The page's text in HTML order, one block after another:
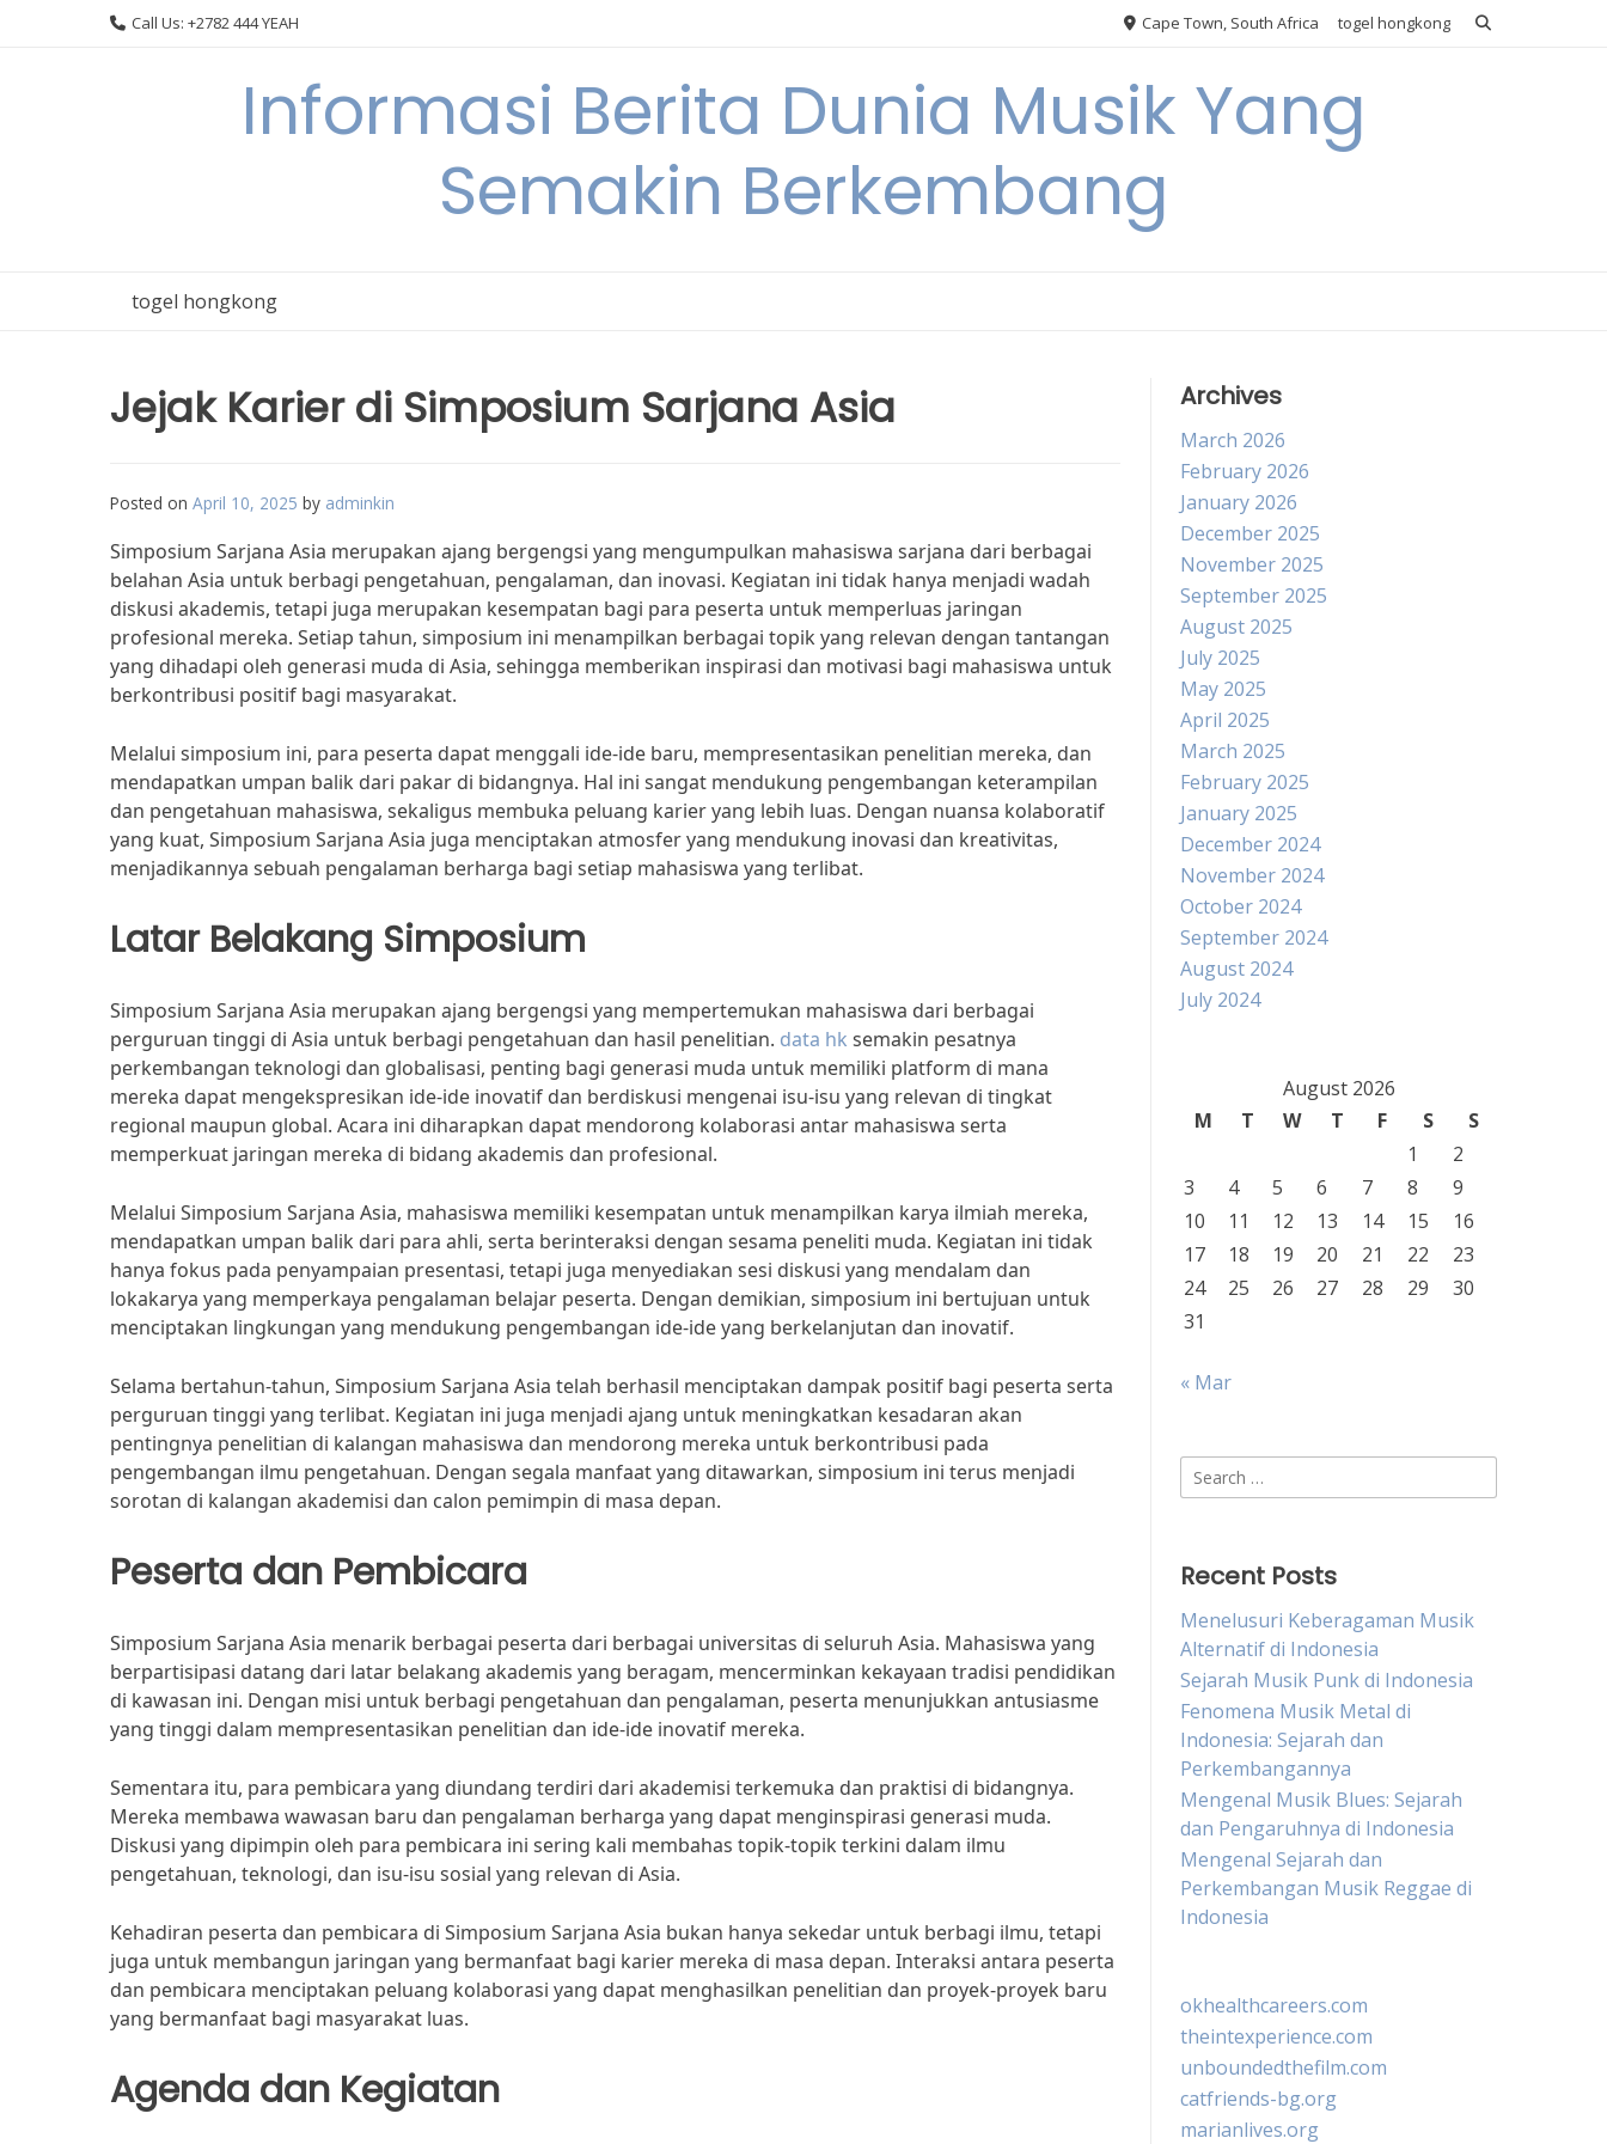
Call Us: +2782 444 YEAH Cape Town, South Africa togel hongkong
Informasi Berita Dunia Musik Yang
Semakin Berkembang
togel hongkong
Jejak Karier di Simposium Sarjana Asia
Posted on April 10, 2025 by adminkin
Simposium Sarjana Asia merupakan ajang bergengsi yang mengumpulkan mahasiswa sarjana dari berbagai
belahan Asia untuk berbagi pengetahuan, pengalaman, dan inovasi. Kegiatan ini tidak hanya menjadi wadah
diskusi akademis, tetapi juga merupakan kesempatan bagi para peserta untuk memperluas jaringan
profesional mereka. Setiap tahun, simposium ini menampilkan berbagai topik yang relevan dengan tantangan
yang dihadapi oleh generasi muda di Asia, sehingga memberikan inspirasi dan motivasi bagi mahasiswa untuk
berkontribusi positif bagi masyarakat.
Melalui simposium ini, para peserta dapat menggali ide-ide baru, mempresentasikan penelitian mereka, dan
mendapatkan umpan balik dari pakar di bidangnya. Hal ini sangat mendukung pengembangan keterampilan
dan pengetahuan mahasiswa, sekaligus membuka peluang karier yang lebih luas. Dengan nuansa kolaboratif
yang kuat, Simposium Sarjana Asia juga menciptakan atmosfer yang mendukung inovasi dan kreativitas,
menjadikannya sebuah pengalaman berharga bagi setiap mahasiswa yang terlibat.
Latar Belakang Simposium
Simposium Sarjana Asia merupakan ajang bergengsi yang mempertemukan mahasiswa dari berbagai
perguruan tinggi di Asia untuk berbagi pengetahuan dan hasil penelitian. data hk semakin pesatnya
perkembangan teknologi dan globalisasi, penting bagi generasi muda untuk memiliki platform di mana
mereka dapat mengekspresikan ide-ide inovatif dan berdiskusi mengenai isu-isu yang relevan di tingkat
regional maupun global. Acara ini diharapkan dapat mendorong kolaborasi antar mahasiswa serta
memperkuat jaringan mereka di bidang akademis dan profesional.
Melalui Simposium Sarjana Asia, mahasiswa memiliki kesempatan untuk menampilkan karya ilmiah mereka,
mendapatkan umpan balik dari para ahli, serta berinteraksi dengan sesama peneliti muda. Kegiatan ini tidak
hanya fokus pada penyampaian presentasi, tetapi juga menyediakan sesi diskusi yang mendalam dan
lokakarya yang memperkaya pengalaman belajar peserta. Dengan demikian, simposium ini bertujuan untuk
menciptakan lingkungan yang mendukung pengembangan ide-ide yang berkelanjutan dan inovatif.
Selama bertahun-tahun, Simposium Sarjana Asia telah berhasil menciptakan dampak positif bagi peserta serta
perguruan tinggi yang terlibat. Kegiatan ini juga menjadi ajang untuk meningkatkan kesadaran akan
pentingnya penelitian di kalangan mahasiswa dan mendorong mereka untuk berkontribusi pada
pengembangan ilmu pengetahuan. Dengan segala manfaat yang ditawarkan, simposium ini terus menjadi
sorotan di kalangan akademisi dan calon pemimpin di masa depan.
Peserta dan Pembicara
Simposium Sarjana Asia menarik berbagai peserta dari berbagai universitas di seluruh Asia. Mahasiswa yang
berpartisipasi datang dari latar belakang akademis yang beragam, mencerminkan kekayaan tradisi pendidikan
di kawasan ini. Dengan misi untuk berbagi pengetahuan dan pengalaman, peserta menunjukkan antusiasme
yang tinggi dalam mempresentasikan penelitian dan ide-ide inovatif mereka.
Sementara itu, para pembicara yang diundang terdiri dari akademisi terkemuka dan praktisi di bidangnya.
Mereka membawa wawasan baru dan pengalaman berharga yang dapat menginspirasi generasi muda.
Diskusi yang dipimpin oleh para pembicara ini sering kali membahas topik-topik terkini dalam ilmu
pengetahuan, teknologi, dan isu-isu sosial yang relevan di Asia.
Kehadiran peserta dan pembicara di Simposium Sarjana Asia bukan hanya sekedar untuk berbagi ilmu, tetapi
juga untuk membangun jaringan yang bermanfaat bagi karier mereka di masa depan. Interaksi antara peserta
dan pembicara menciptakan peluang kolaborasi yang dapat menghasilkan penelitian dan proyek-proyek baru
yang bermanfaat bagi masyarakat luas.
Agenda dan Kegiatan
Archives
March 2026
February 2026
January 2026
December 2025
November 2025
September 2025
August 2025
July 2025
May 2025
April 2025
March 2025
February 2025
January 2025
December 2024
November 2024
October 2024
September 2024
August 2024
July 2024
August 2026
M
T W T F S
S
1
2
3
4 5 6 7 8
9
10
11 12 13 14 15
16
17
18 19 20 21 22
23
24
25 26 27 28 29
30
31
« Mar
Search
for:
Recent Posts
Menelusuri Keberagaman Musik
Alternatif di Indonesia
Sejarah Musik Punk di Indonesia
Fenomena Musik Metal di
Indonesia: Sejarah dan
Perkembangannya
Mengenal Musik Blues: Sejarah
dan Pengaruhnya di Indonesia
Mengenal Sejarah dan
Perkembangan Musik Reggae di
Indonesia
okhealthcareers.com
theintexperience.com
unboundedthefilm.com
catfriends-bg.org
marianlives.org